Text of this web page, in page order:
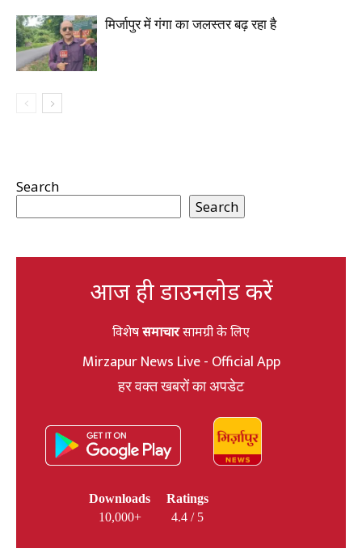
मिर्जापुर में गंगा का जलस्तर बढ़ रहा है
Search
Search
आज ही डाउनलोड करें
विशेषसमाचारसामग्री के लिए
Mirzapur News Live - Official App
हर वक्त खबरों का अपडेट
Downloads
10,000+
Ratings
4.4 / 5